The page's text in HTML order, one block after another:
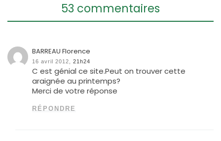
53 commentaires
BARREAU Florence
16 avril 2012, 21h24
C est génial ce site.Peut on trouver cette
araignée au printemps?
Merci de votre réponse
RÉPONDRE